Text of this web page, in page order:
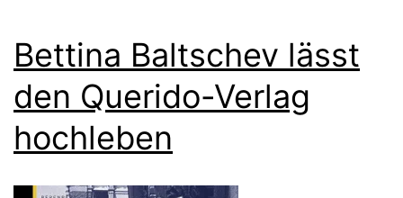
Bettina Baltschev lässt
den Querido-Verlag
hochleben